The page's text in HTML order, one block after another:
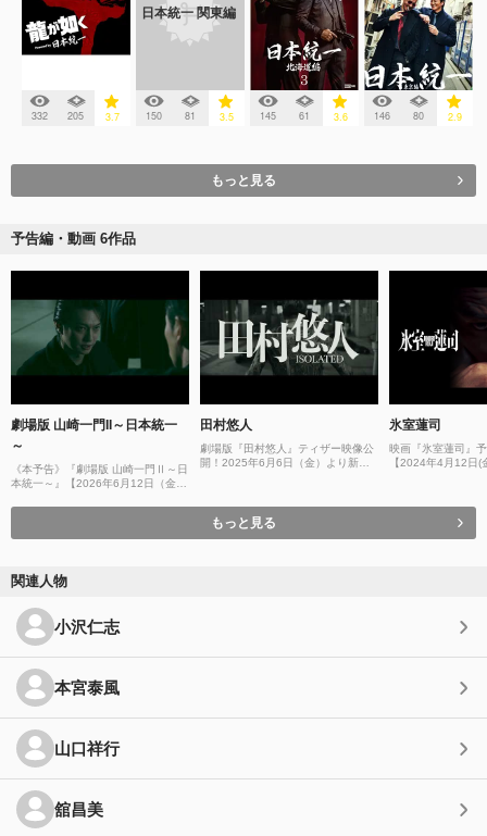
332 205 3.7
日本統一 関東編
150 81 3.5 145 61 3.6 146 80 2.9
もっと見る
予告編・動画 6作品
劇場版 山崎一門II～日本統一
～
《本予告》『劇場版 山崎一門Ⅱ～日
本統一～』【2026年6月12日（金）
田村悠人
劇場版『田村悠人』ティザー映像公
開！2025年6月6日（金）より新宿
氷室蓮司
映画『氷室蓮司』
【2024年4月12日(
もっと見る
関連人物
小沢仁志
本宮泰風
山口祥行
舘昌美